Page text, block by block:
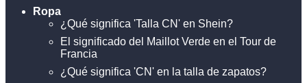
Ropa
¿Qué significa 'Talla CN' en Shein?
El significado del Maillot Verde en el Tour de
Francia
¿Qué significa 'CN' en la talla de zapatos?